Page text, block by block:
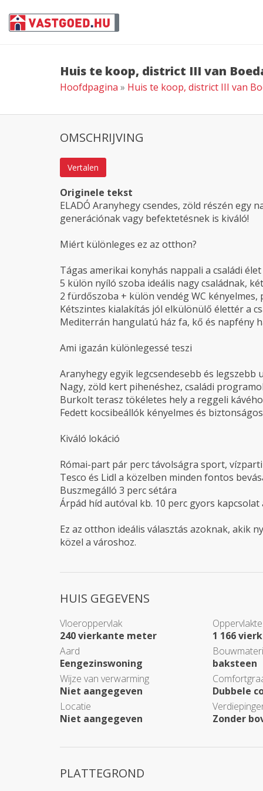
Huis te koop, district III van
Hoofdpagina » Huis te koop, district III van
OMSCHRIJVING
Vertalen
Originele tekst
ELADÓ Aranyhegy csendes, zöld részén egy
generációnak vagy befektetésnek is kiváló!
Miért különleges ez az otthon?
Tágas amerikai konyhás nappali a családi
5 külön nyíló szoba ideális nagy családnak,
2 fürdőszoba + külön vendég WC
Kétszintes kialakítás jól elkülönülő élettér a
Mediterrán hangulatú ház fa, kő és napfény
Ami igazán különlegessé teszi
Aranyhegy egyik legcsendesebb és legszebb
Nagy, zöld kert pihenéshez, családi
Burkolt terasz tökéletes hely a reggeli
Fedett kocsibeállók kényelmes és
Kiváló lokáció
Római-part pár perc távolságra sport,
Tesco és Lidl a közelben minden fontos
Buszmegálló 3 perc sétára
Árpád híd autóval kb. 10 perc gyors kapcsolat
Ez az otthon ideális választás azoknak, akik
közel a városhoz.
HUIS GEGEVENS
Vloeroppervlak
240 vierkante meter
1 166
Aard
Eengezinswoning
baksteen
Wijze van verwarming
Niet aangegeven
Dubbele
Locatie
Niet aangegeven
Zonder
PLATTEGROND